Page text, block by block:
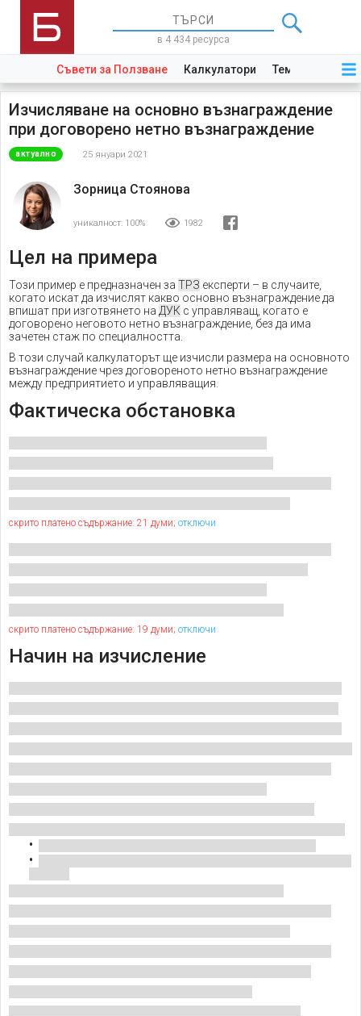
в 4 434 ресурса
Съвети за Ползване Калкулатори Теми Закони
Изчисляване на основно възнаграждение
при договорено нетно възнаграждение
актуално 25 януари 2021
Зорница Стоянова
уникалност: 100% 1982
Цел на примера
Този пример е предназначен за ТРЗ експерти – в случаите,
когато искат да изчислят какво основно възнаграждение да
впишат при изготвянето на ДУК с управляващ, когато е
договорено неговото нетно възнаграждение, без да има
зачетен стаж по специалността.
В този случай калкулаторът ще изчисли размера на основното
възнаграждение чрез договореното нетно възнаграждение
между предприятието и управляващия.
Фактическа обстановка
скрито платено съдържание: 21 думи; отключи
скрито платено съдържание: 19 думи; отключи
Начин на изчисление